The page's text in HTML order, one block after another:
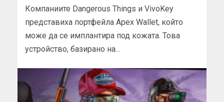
Компаниите Dangerous Things и VivoKey
представиха портфейла Apex Wallet, който
може да се имплантира под кожата. Това
устройство, базирано на...